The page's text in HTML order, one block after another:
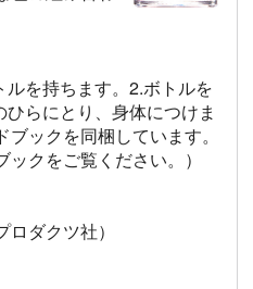
を持ちます。2.ボトルを
らにとり、身体につけま
ックを同梱しています。
クをご覧ください。）
ダクツ社）